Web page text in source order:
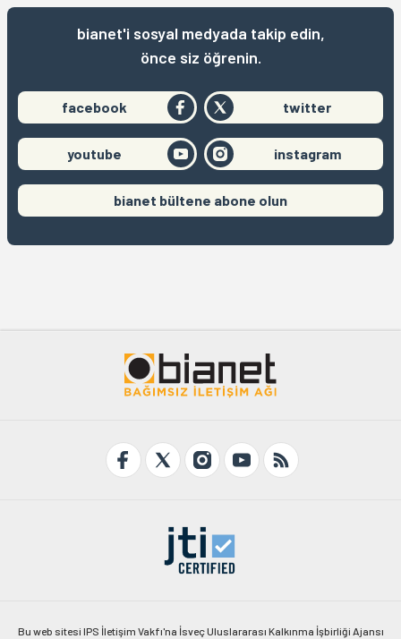
bianet'i sosyal medyada takip edin,
önce siz öğrenin.
facebook twitter
youtube instagram
bianet bültene abone olun
Bu web sitesi IPS İletişim Vakfı'na İsveç Uluslararası Kalkınma İşbirliği Ajansı